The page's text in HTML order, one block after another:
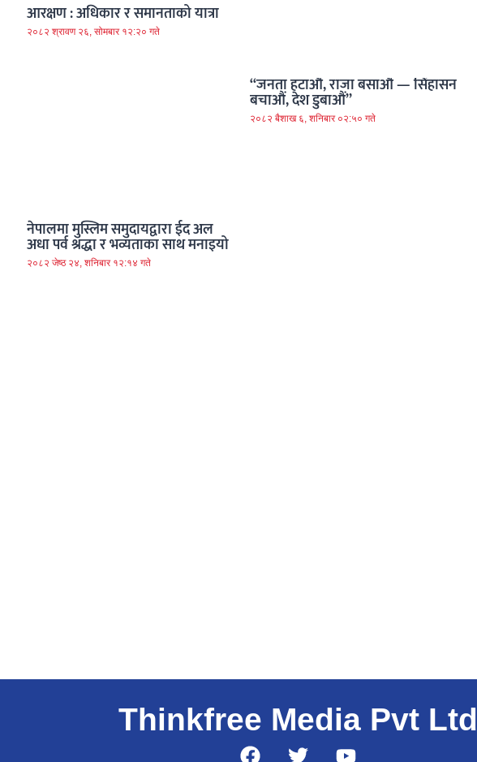
आरक्षण : अधिकार र समानताको यात्रा
२०८२ श्रावण २६, सोमबार १२:२० गते
नेपालमा मुस्लिम समुदायद्वारा ईद अल
अधा पर्व श्रद्धा र भव्यताका साथ मनाइयो
२०८२ जेष्ठ २४, शनिबार १२:१४ गते
“जनता हटाऔं, राजा बसाऔं — सिंहासन
बचाऔं, देश डुबाऔं”
२०८२ बैशाख ६, शनिबार ०२:५० गते
Thinkfree Media Pvt Ltd